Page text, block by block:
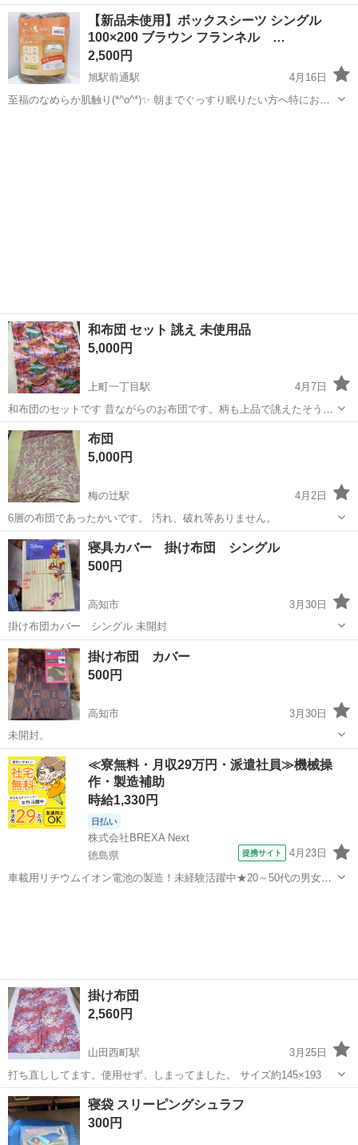
らかい感触で頭にフィットします。首や肩などへの負担を軽減してく
れます。 通気性がありムレにくい。ベーシックな長方形タイプ。カバ
ーは抗菌防臭加工つきのなめらか生地...
高知 高知市 寝具 譲り
【新品未使用】ボックスシーツ シングル
100×200 ブラウン フランネル …
2,500円
旭駅前通駅
4月16日
至福のなめらか肌触り(*^o^*)✨ 朝までぐっすり眠りたい方へ特におす
和布団 セット 誂え 未使用品
5,000円
上町一丁目駅
4月7日
和布団のセットです 昔ながらのお布団です。柄も上品で誂えたそうで
す いただいたのですが、その方も使用してないそうです 私も使用して
いません しかし、だいぶ前にあつらえたようですので、少し掛け布団
のふんわり感は少ないかな…...
高知 高知市 上町一丁目駅
布団
5,000円
梅の辻駅
4月2日
6層の布団であったかいです。 汚れ、破れ等ありません。
高知 高知市 梅の辻駅 寝具 ありません
寝具カバー 掛け布団 シングル
500円
高知市
3月30日
掛け布団カバー シングル 未開封
高知 高知市 寝具
掛け布団 カバー
500円
高知市
3月30日
未開封。
高知 高知市 寝具 掛け布団
≪寮無料・月収29万円・派遣社員≫機械操
作・製造補助
時給1,330円
日払い
株式会社BREXA Next
徳島県
提携サイト 4月23日
車載用リチウムイオン電池の製造！未経験活躍中★20～50代の男女活
掛け布団
2,560円
山田西町駅
3月25日
打ち直ししてます。使用せず、しまってました。 サイズ約145×193
高知 香美市 山田西町駅 寝具
寝袋 スリーピングシュラフ
300円